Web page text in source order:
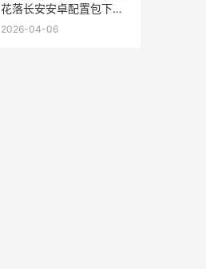
花落长安安卓配置包下载
地址整理 花落长安时gl.
2026-04-06